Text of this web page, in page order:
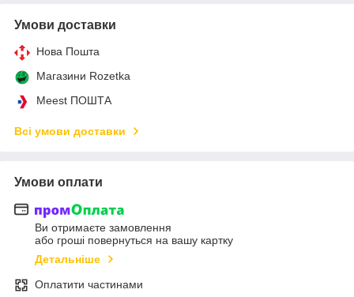
Умови доставки
Нова Пошта
Магазини Rozetka
Meest ПОШТА
Всі умови доставки
Умови оплати
Ви отримаєте замовлення
або гроші повернуться на вашу картку
Детальніше
Оплатити частинами